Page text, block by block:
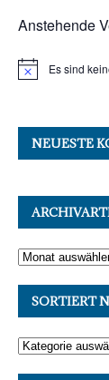
Anstehende
Es sind
NEUESTE
SORTIERT